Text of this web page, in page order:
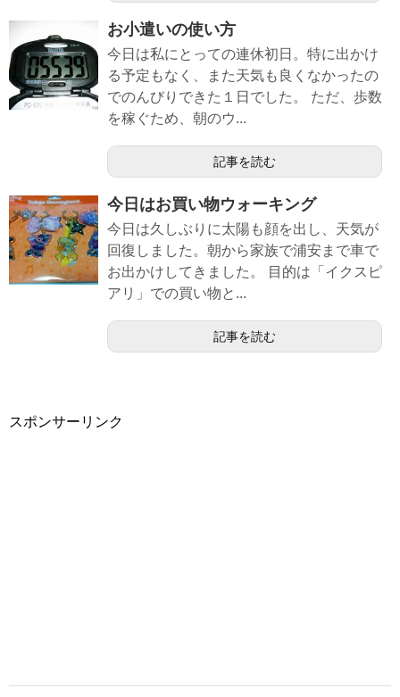
お小遣いの使い方
今日は私にとっての連休初日。特に出かけ
る予定もなく、また天気も良くなかったの
でのんびりできた１日でした。 ただ、歩数
を稼ぐため、朝のウ...
記事を読む
今日はお買い物ウォーキング
今日は久しぶりに太陽も顔を出し、天気が
回復しました。朝から家族で浦安まで車で
お出かけしてきました。 目的は「イクスピ
アリ」での買い物と...
記事を読む
スポンサーリンク